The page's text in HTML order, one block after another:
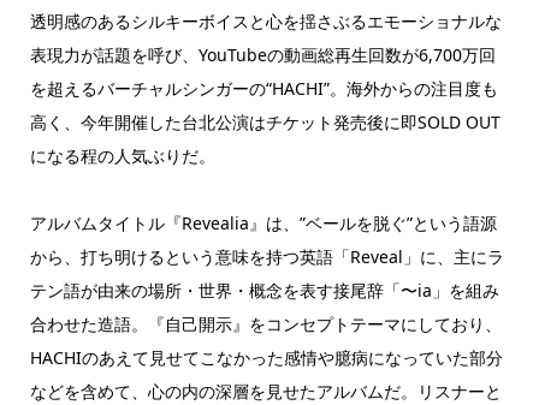
透明感のあるシルキーボイスと心を揺さぶるエモーショナルな
表現力が話題を呼び、YouTubeの動画総再生回数が6,700万回
を超えるバーチャルシンガーの“HACHI”。海外からの注目度も
高く、今年開催した台北公演はチケット発売後に即SOLD OUT
になる程の人気ぶりだ。
アルバムタイトル『Revealia』は、”ベールを脱ぐ”という語源
から、打ち明けるという意味を持つ英語「Reveal」に、主にラ
テン語が由来の場所・世界・概念を表す接尾辞「〜ia」を組み
合わせた造語。『自己開示』をコンセプトテーマにしており、
HACHIのあえて見せてこなかった感情や臆病になっていた部分
などを含めて、心の内の深層を見せたアルバムだ。リスナーと